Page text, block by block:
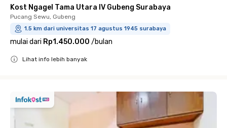
Kost Ngagel Tama Utara IV Gubeng Surabaya
Pucang Sewu, Gubeng
1.5 km dari universitas 17 agustus 1945 surabaya
mulai dari Rp1.450.000 /bulan
Lihat info lebih banyak